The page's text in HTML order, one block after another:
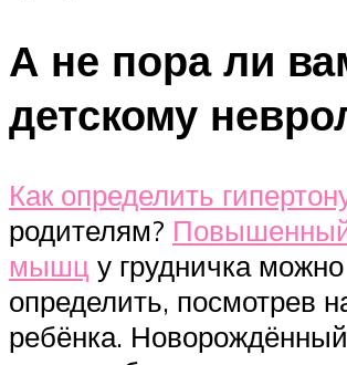
А не пора ли
детскому
Как определить
родителям?
мышц у грудничка можно
определить, посмотрев
ребёнка.